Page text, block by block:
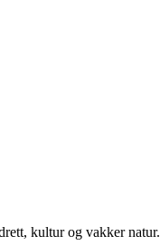
kultur og vakker natur.